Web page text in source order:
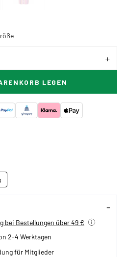
LEGEN
bei Bestellungen über 49 €
2-4 Werktagen
für Mitglieder